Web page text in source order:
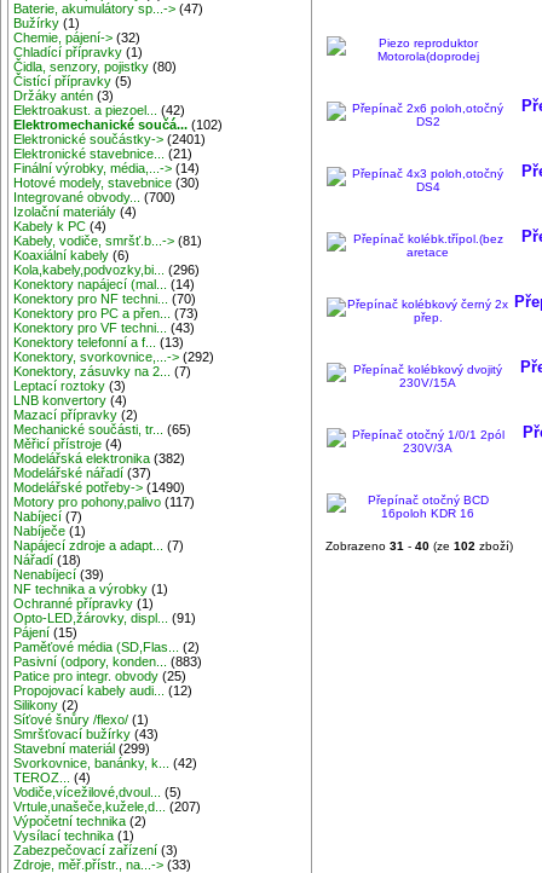
Baterie, akumulátory sp...-> (47)
Bužírky (1)
Chemie, pájení-> (32)
Chladící přípravky (1)
Čidla, senzory, pojistky (80)
Čistící přípravky (5)
Držáky antén (3)
Elektroakust. a piezoel...
(42)
Elektromechanické součá... (102)
Elektronické součástky-> (2401)
Elektronické stavebnice...
(21)
Finální výrobky, média,...-> (14)
Hotové modely, stavebnice (30)
Integrované obvody...
(700)
Izolační materiály (4)
Kabely k PC (4)
Kabely, vodiče, smršť.b...-> (81)
Koaxiální kabely (6)
Kola,kabely,podvozky,bi...
(296)
Konektory napájecí (mal...
(14)
Konektory pro NF techni...
(70)
Konektory pro PC a přen...
(73)
Konektory pro VF techni...
(43)
Konektory telefonní a f...
(13)
Konektory, svorkovnice,...-> (292)
Konektory, zásuvky na 2...
(7)
Leptací roztoky (3)
LNB konvertory (4)
Mazací přípravky (2)
Mechanické součásti, tr...
(65)
Měřicí přístroje (4)
Modelářská elektronika (382)
Modelářské nářadí (37)
Modelářské potřeby-> (1490)
Motory pro pohony,palivo (117)
Nabíjecí (7)
Nabíječe (1)
Napájecí zdroje a adapt...
(7)
Nářadí (18)
Nenabíjecí (39)
NF technika a výrobky (1)
Ochranné přípravky (1)
Opto-LED,žárovky, displ...
(91)
Pájení (15)
Paměťové média (SD,Flas...
(2)
Pasivní (odpory, konden...
(883)
Patice pro integr. obvody (25)
Propojovací kabely audi...
(12)
Silikony (2)
Síťové šnůry /flexo/ (1)
Smršťovací bužírky (43)
Stavební materiál (299)
Svorkovnice, banánky, k...
(42)
TEROZ...
(4)
Vodiče,vícežilové,dvoul...
(5)
Vrtule,unašeče,kužele,d...
(207)
Výpočetní technika (2)
Vysílací technika (1)
Zabezpečovací zařízení (3)
Zdroje, měř.přístr., na...-> (33)
Zobrazeno 31 - 40 (ze 102 zboží)